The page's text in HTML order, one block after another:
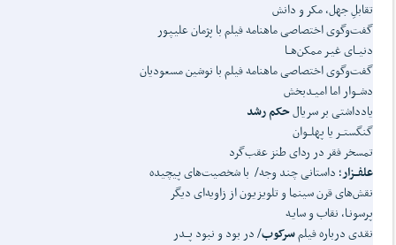
تقابلِ جهل، مکر و دانش
گفت‌وگوی اختصاصی ماهنامه فیلم با پژمان علیپور
دنیــای غیـر ممکن‌هــا
گفت‌وگوی اختصاصی ماهنامه فیلم با نوشین مسعودیان
دشــوار اما امیـدبخش
یادداشتی بر سریالحکم رشد
گنگستــر یا پهلــوان
تمسخر فقر در ردای طنز عقب‌گرد
علفــزار؛ داستانی چند وجه/ با شخصیت‌های پیچیده
نقش‌های قرن سینما و تلویزیون از زاویه‌ای دیگر
پرسونـا، نقاب و سایـه
نقدی درباره فیلمسرکوب/ در بود و نبود پــدر